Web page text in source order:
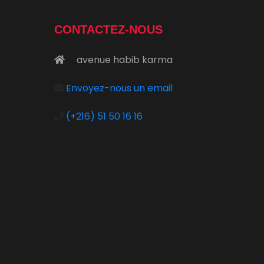
CONTACTEZ-NOUS
avenue habib karma
Envoyez-nous un email
(+216) 51 50 16 16